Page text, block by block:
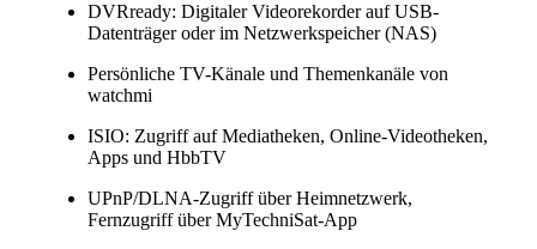
DVRready: Digitaler Videorekorder auf USB-
Datenträger oder im Netzwerkspeicher (NAS)
Persönliche TV-Känale und Themenkanäle von
watchmi
ISIO: Zugriff auf Mediatheken, Online-Videotheken,
Apps und HbbTV
UPnP/DLNA-Zugriff über Heimnetzwerk,
Fernzugriff über MyTechniSat-App